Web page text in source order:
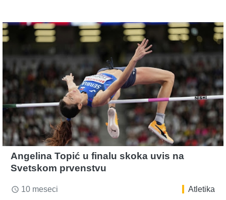
Angelina Topić u finalu skoka uvis na
Svetskom prvenstvu
access_time 10 meseci Atletika